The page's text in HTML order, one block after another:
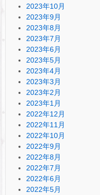
2023年10月
2023年9月
2023年8月
2023年7月
2023年6月
2023年5月
2023年4月
2023年3月
2023年2月
2023年1月
2022年12月
2022年11月
2022年10月
2022年9月
2022年8月
2022年7月
2022年6月
2022年5月